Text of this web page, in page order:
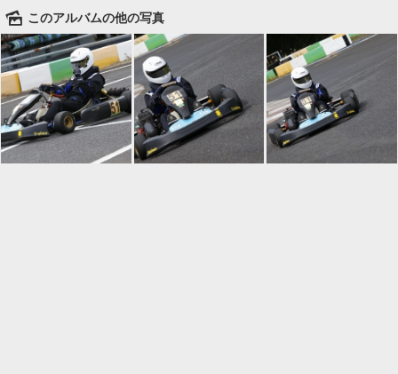
🌄 このアルバムの他の写真